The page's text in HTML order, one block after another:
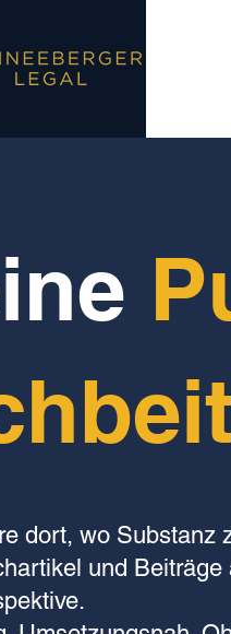
dort, wo Substanz
und Beiträge